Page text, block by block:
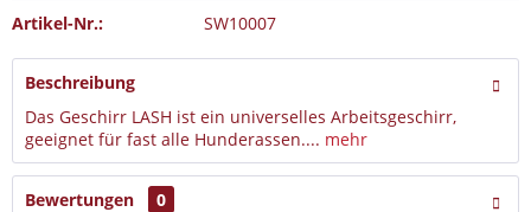
Artikel-Nr.: SW10007
Beschreibung
Das Geschirr LASH ist ein universelles Arbeitsgeschirr,
geeignet für fast alle Hunderassen.... mehr
Bewertungen
0